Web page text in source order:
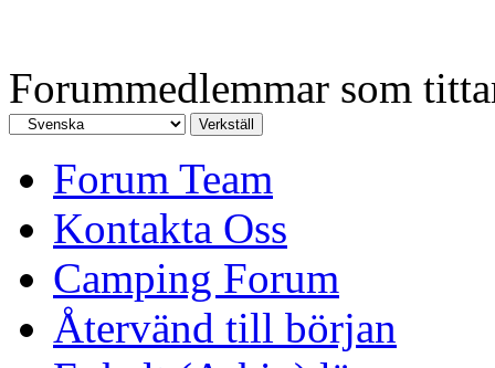
Forummedlemmar som
Forum Team
Kontakta Oss
Camping Forum
Återvänd till början